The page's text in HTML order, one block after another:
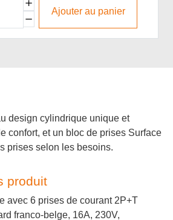
Ajouter au panier
design cylindrique unique et
confort, et un bloc de prises Surface
prises selon les besoins.
produit
avec 6 prises de courant 2P+T
franco-belge, 16A, 230V,